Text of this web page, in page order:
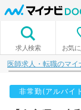
求人検索 お気
医師求人・転職のマイ
非常勤(アルバイ